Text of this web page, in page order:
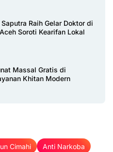
Raih Gelar Doktor di
Soroti Kearifan Lokal
Massal Gratis di
Khitan Modern
Cimahi
Anti Narkoba